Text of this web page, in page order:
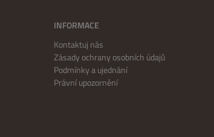
INFORMACE
Kontaktuj nás
Zásady ochrany osobních údajů
Podmínky a ujednání
Právní upozornění